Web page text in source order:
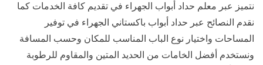
نتميز عبر معلم حداد أبواب الجهراء في تقديم كافة الخدمات كما
نقدم النصائح عبر حداد أبواب باكستاني الجهراء في توفير
المساحات واختيار نوع الباب المناسب للمكان وحسب المسافة
ونستخدم أفضل الخامات من الحديد المتين والمقاوم للرطوبة